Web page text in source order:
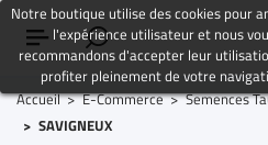
Accueil E-Commerce Semences
SAVIGNEUX
Notre boutique utilise des cookies pour
l'expérience utilisateur et nous
recommandons d'accepter leur
profiter pleinement de votre